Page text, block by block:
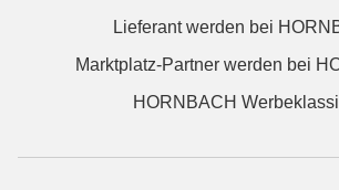
Lieferant werden bei
Marktplatz-Partner werden bei
HORNBACH